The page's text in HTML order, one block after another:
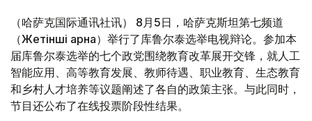
（哈萨克国际通讯社讯） 8月5日，哈萨克斯坦第七频道
（Жетінші арна）举行了库鲁尔泰选举电视辩论。参加本
届库鲁尔泰选举的七个政党围绕教育改革展开交锋，就人工
智能应用、高等教育发展、教师待遇、职业教育、生态教育
和乡村人才培养等议题阐述了各自的政策主张。与此同时，
节目还公布了在线投票阶段性结果。